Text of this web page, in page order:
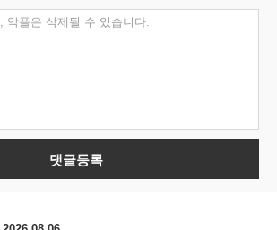
댓글등록